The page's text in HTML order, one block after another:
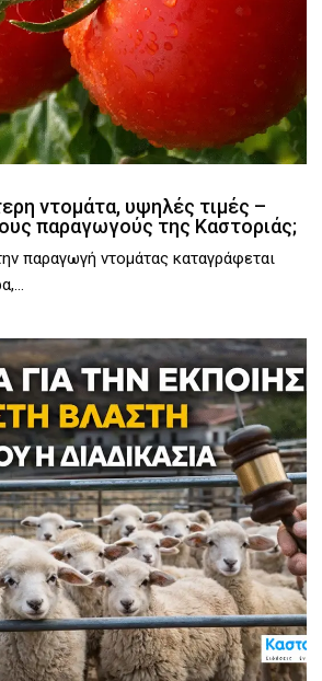
ντομάτα, υψηλές τιμές –
παραγωγούς της Καστοριάς;
παραγωγή ντομάτας καταγράφεται